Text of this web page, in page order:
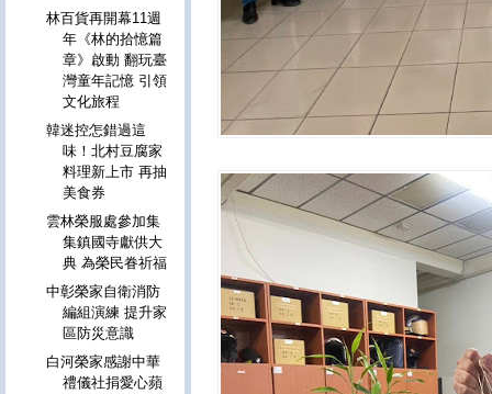
林百貨再開幕11週
年《林的拾憶篇
章》啟動 翻玩臺
灣童年記憶 引領
文化旅程
韓迷控怎錯過這
味！北村豆腐家
料理新上市 再抽
美食券
雲林榮服處參加集
集鎮國寺獻供大
典 為榮民眷祈福
中彰榮家自衛消防
編組演練 提升家
區防災意識
白河榮家感謝中華
禮儀社捐愛心蘋